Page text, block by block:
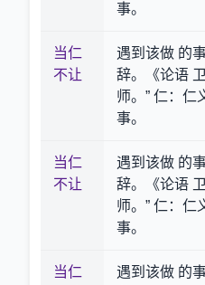
事。
当仁
不让
遇到该做 的
辞。《论语
师。” 仁：仁
事。
当仁
不让
遇到该做 的
辞。《论语
师。” 仁：仁
事。
当仁
遇到该做 的